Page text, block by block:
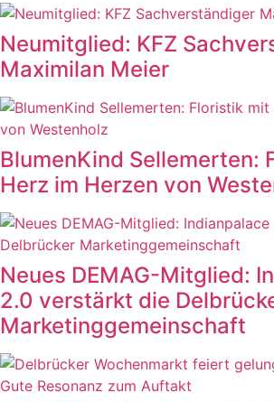
Neumitglied: KFZ
Maximilan Meier
BlumenKind Sellemerten:
Herz im Herzen von
Neues DEMAG-Mitglied:
2.0 verstärkt die
Marketinggemeinschaft